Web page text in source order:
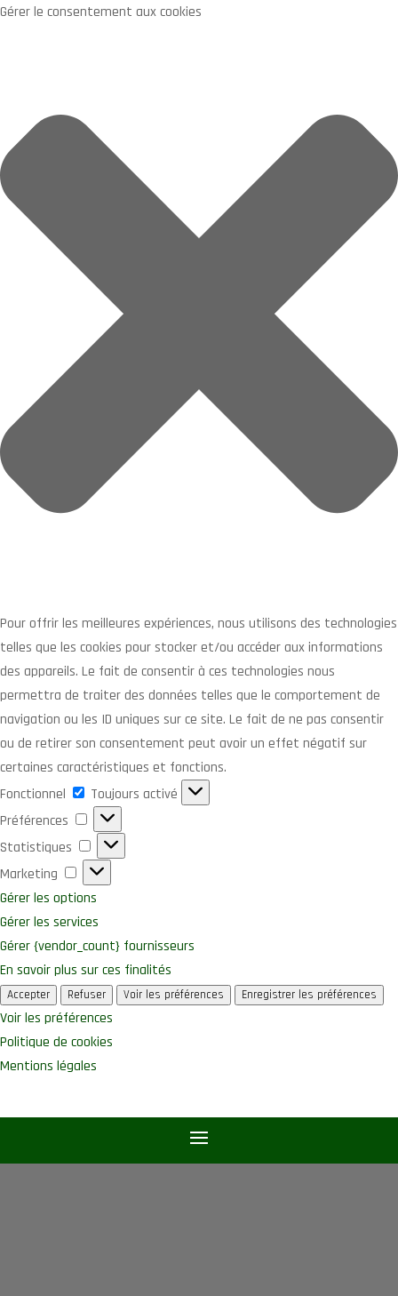
Gérer le consentement aux cookies
Pour offrir les meilleures expériences, nous utilisons des technologies
telles que les cookies pour stocker et/ou accéder aux informations
des appareils. Le fait de consentir à ces technologies nous
permettra de traiter des données telles que le comportement de
navigation ou les ID uniques sur ce site. Le fait de ne pas consentir
ou de retirer son consentement peut avoir un effet négatif sur
certaines caractéristiques et fonctions.
Fonctionnel
Fonctionnel
Toujours activé
Préférences
Préférences
Statistiques
Statistiques
Marketing
Marketing
Gérer les options
Gérer les services
Gérer {vendor_count} fournisseurs
En savoir plus sur ces finalités
Accepter Refuser Voir les préférences Enregistrer les préférences
Voir les préférences
Politique de cookies
Mentions légales